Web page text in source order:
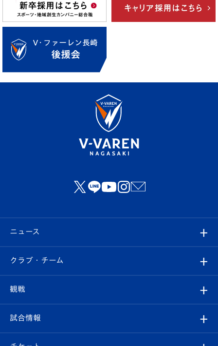
ニュース
すべて
クラブ
試合情報
クラブ・チーム
クラブ概要
観戦
観戦ルール
試合情報
試合日程/結果